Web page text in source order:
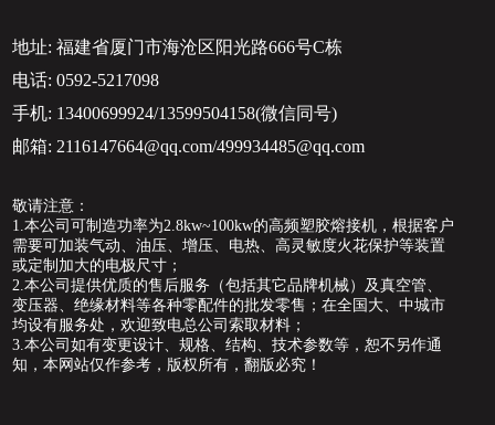
地址:福建省厦门市海沧区阳光路666号C栋
电话:0592-5217098
手机: 13400699924/13599504158(微信同号)
邮箱: 2116147664@qq.com/499934485@qq.com
敬请注意：
1.本公司可制造功率为2.8kw~100kw的高频塑胶熔接机，根据客户
需要可加装气动、油压、增压、电热、高灵敏度火花保护等装置
或定制加大的电极尺寸；
2.本公司提供优质的售后服务（包括其它品牌机械）及真空管、
变压器、绝缘材料等各种零配件的批发零售；在全国大、中城市
均设有服务处，欢迎致电总公司索取材料；
3.本公司如有变更设计、规格、结构、技术参数等，恕不另作通
知，本网站仅作参考，版权所有，翻版必究！